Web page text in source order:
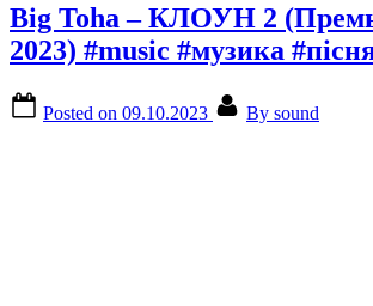
Big Toha – КЛОУН 2
2023) #music #музика
Posted on 09.10.2023 By sound